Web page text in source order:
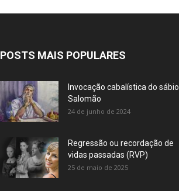
POSTS MAIS POPULARES
Invocação cabalística do sábio
Salomão
24 de junho de 2024
Regressão ou recordação de
vidas passadas (RVP)
25 de maio de 2025